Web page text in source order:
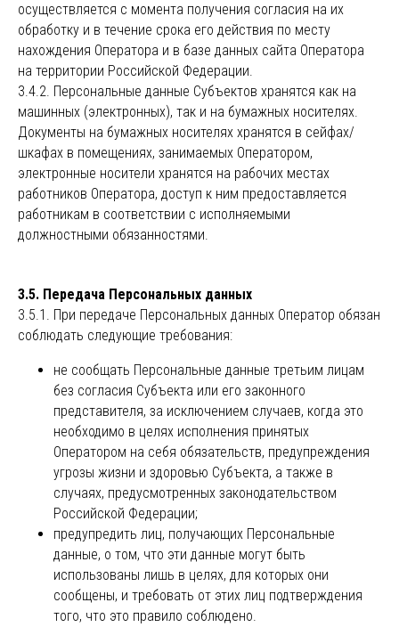
осуществляется с момента получения согласия на их
обработку и в течение срока его действия по месту
нахождения Оператора и в базе данных сайта Оператора
на территории Российской Федерации.
3.4.2. Персональные данные Субъектов хранятся как на
машинных (электронных), так и на бумажных носителях.
Документы на бумажных носителях хранятся в сейфах/
шкафах в помещениях, занимаемых Оператором,
электронные носители хранятся на рабочих местах
работников Оператора, доступ к ним предоставляется
работникам в соответствии с исполняемыми
должностными обязанностями.
3.5. Передача Персональных данных
3.5.1. При передаче Персональных данных Оператор обязан
соблюдать следующие требования:
не сообщать Персональные данные третьим лицам
без согласия Субъекта или его законного
представителя, за исключением случаев, когда это
необходимо в целях исполнения принятых
Оператором на себя обязательств, предупреждения
угрозы жизни и здоровью Субъекта, а также в
случаях, предусмотренных законодательством
Российской Федерации;
предупредить лиц, получающих Персональные
данные, о том, что эти данные могут быть
использованы лишь в целях, для которых они
сообщены, и требовать от этих лиц подтверждения
того, что это правило соблюдено.